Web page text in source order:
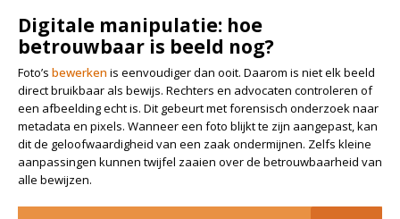
Digitale manipulatie: hoe
betrouwbaar is beeld nog?
Foto’s bewerken is eenvoudiger dan ooit. Daarom is niet elk beeld
direct bruikbaar als bewijs. Rechters en advocaten controleren of
een afbeelding echt is. Dit gebeurt met forensisch onderzoek naar
metadata en pixels. Wanneer een foto blijkt te zijn aangepast, kan
dit de geloofwaardigheid van een zaak ondermijnen. Zelfs kleine
aanpassingen kunnen twijfel zaaien over de betrouwbaarheid van
alle bewijzen.